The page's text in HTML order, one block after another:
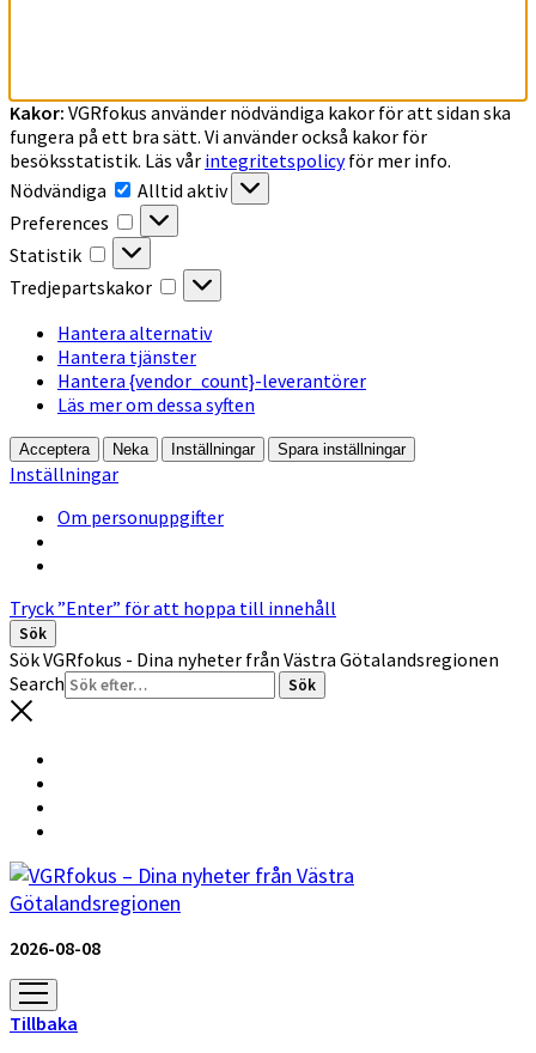
Kakor: VGRfokus använder nödvändiga kakor för att sidan ska
fungera på ett bra sätt. Vi använder också kakor för
besöksstatistik. Läs vår integritetspolicyför mer info.
Nödvändiga
Nödvändiga
Alltid aktiv
Preferences
Preferences
Statistik
Statistik
Tredjepartskakor
Tredjepartskakor
Hantera alternativ
Hantera tjänster
Hantera {vendor_count}-leverantörer
Läs mer om dessa syften
Acceptera Neka Inställningar Spara inställningar
Inställningar
Om personuppgifter
Tryck ”Enter” för att hoppa till innehåll
Sök
Sök VGRfokus - Dina nyheter från Västra Götalandsregionen
Search
2026-08-08
öppna
meny
Tillbaka